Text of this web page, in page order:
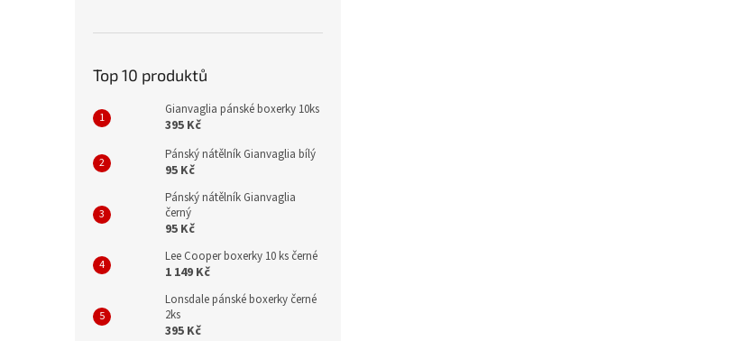
Top 10 produktů
Gianvaglia pánské boxerky 10ks
395 Kč
Pánský nátělník Gianvaglia bílý
95 Kč
Pánský nátělník Gianvaglia
černý
95 Kč
Lee Cooper boxerky 10 ks černé
1 149 Kč
Lonsdale pánské boxerky černé
2ks
395 Kč